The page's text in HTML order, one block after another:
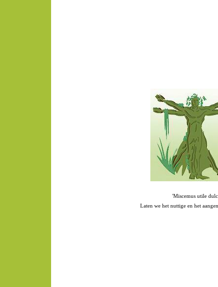
'Miscemus utile
Laten we het nuttige en het